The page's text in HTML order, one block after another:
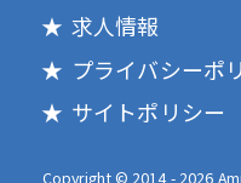
求人情報
プライバシーポ
サイトポリシー